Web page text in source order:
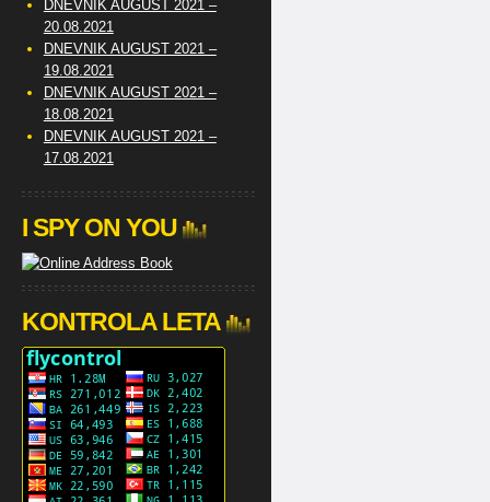
DNEVNIK AUGUST 2021 –
20.08.2021
DNEVNIK AUGUST 2021 –
19.08.2021
DNEVNIK AUGUST 2021 –
18.08.2021
DNEVNIK AUGUST 2021 –
17.08.2021
I SPY ON YOU
KONTROLA LETA